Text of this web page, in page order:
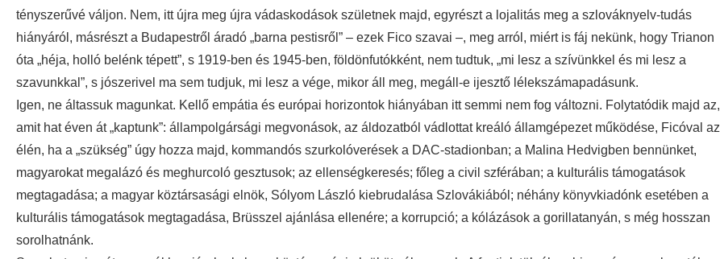
tényszerűvé váljon. Nem, itt újra meg újra vádaskodások születnek majd, egyrészt a lojalitás meg a szlováknyelv-tudás
hiányáról, másrészt a Budapestről áradó „barna pestisről” – ezek Fico szavai –, meg arról, miért is fáj nekünk, hogy Trianon
óta „héja, holló belénk tépett”, s 1919-ben és 1945-ben, földönfutókként, nem tudtuk, „mi lesz a szívünkkel és mi lesz a
szavunkkal”, s jószerivel ma sem tudjuk, mi lesz a vége, mikor áll meg, megáll-e ijesztő lélekszámapadásunk.
Igen, ne áltassuk magunkat. Kellő empátia és európai horizontok hiányában itt semmi nem fog változni. Folytatódik majd az,
amit hat éven át „kaptunk”: állampolgársági megvonások, az áldozatból vádlottat kreáló államgépezet működése, Ficóval az
élén, ha a „szükség” úgy hozza majd, kommandós szurkolóverések a DAC-stadionban; a Malina Hedvigben bennünket,
magyarokat megalázó és meghurcoló gesztusok; az ellenségkeresés; főleg a civil szférában; a kulturális támogatások
megtagadása; a magyar köztársasági elnök, Sólyom László kiebrudalása Szlovákiából; néhány könyvkiadónk esetében a
kulturális támogatások megtagadása, Brüsszel ajánlása ellenére; a korrupció; a kólázások a gorillatanyán, s még hosszan
sorolhatnánk.